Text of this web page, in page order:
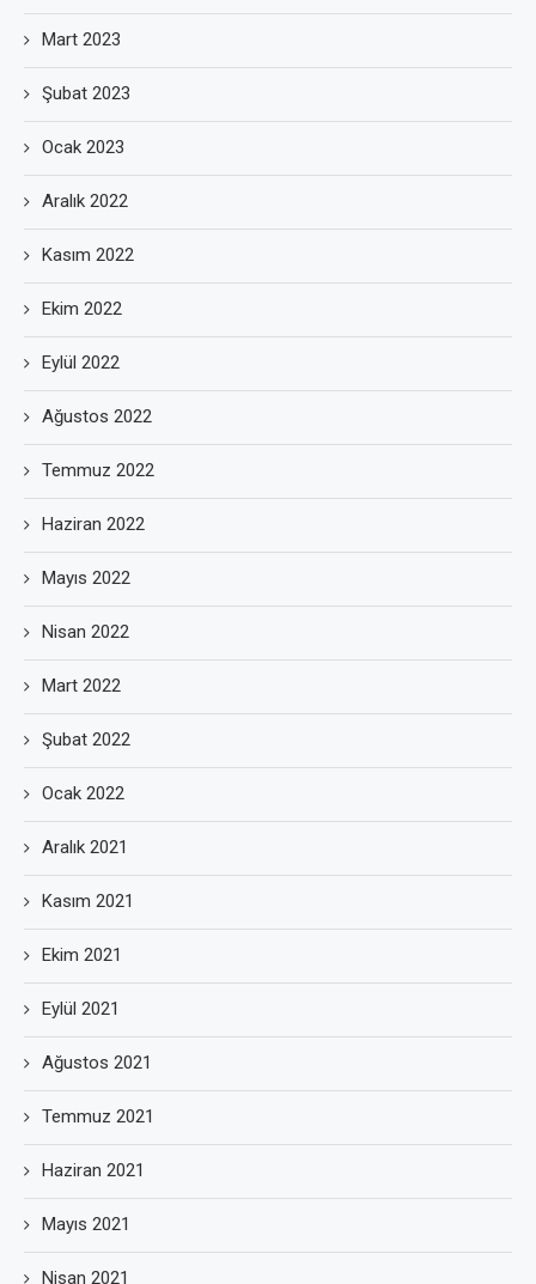
Mart 2023
Şubat 2023
Ocak 2023
Aralık 2022
Kasım 2022
Ekim 2022
Eylül 2022
Ağustos 2022
Temmuz 2022
Haziran 2022
Mayıs 2022
Nisan 2022
Mart 2022
Şubat 2022
Ocak 2022
Aralık 2021
Kasım 2021
Ekim 2021
Eylül 2021
Ağustos 2021
Temmuz 2021
Haziran 2021
Mayıs 2021
Nisan 2021